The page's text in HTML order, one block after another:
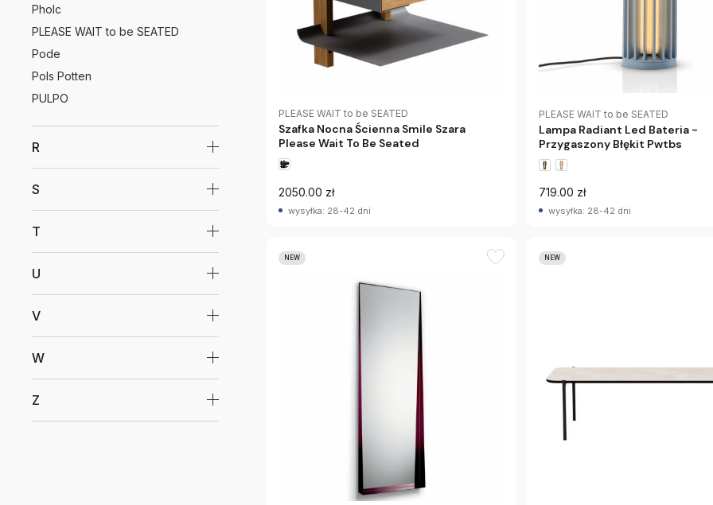
Pholc
PLEASE WAIT to be SEATED
Pode
Pols Potten
PULPO
R
S
T
U
V
W
Z
PLEASE WAIT to be SEATED
Szafka Nocna Ścienna Smile Szara
Please Wait To Be Seated
2050.00 zł
wysyłka: 28-42 dni
PLEASE WAIT to be SEATED
Lampa Radiant Led Bateria -
Przygaszony Błękit Pwtbs
719.00 zł
wysyłka: 28-42 dni
NEW NEW